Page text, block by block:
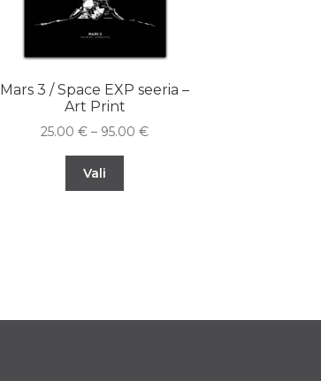
Mars 3 / Space EXP seeria –
Art Print
25.00€ – 95.00€
Vali